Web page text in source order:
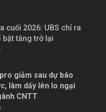
cuối 2026: UBS chỉ ra
bật tăng trở lại
giảm sau dự báo
làm dấy lên lo ngại
CNTT